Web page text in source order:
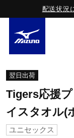
配送状況
ライフ
翌日出荷
Tigers応援
イスタオル(
ユニセックス